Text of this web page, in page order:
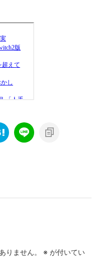
りません。 ※ が付いてい